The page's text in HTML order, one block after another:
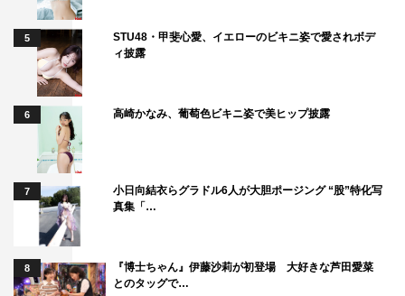
5
STU48・甲斐心愛、イエローのビキニ姿で愛されボデ
ィ披露
6 高崎かなみ、葡萄色ビキニ姿で美ヒップ披露
7
小日向結衣らグラドル6人が大胆ポージング “股”特化写
真集「…
8
『博士ちゃん』伊藤沙莉が初登場 大好きな芦田愛菜
とのタッグで…